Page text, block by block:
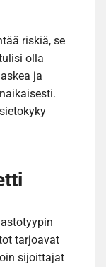
riskiä, se
olla
ja
tarjoavat
sijoittajat